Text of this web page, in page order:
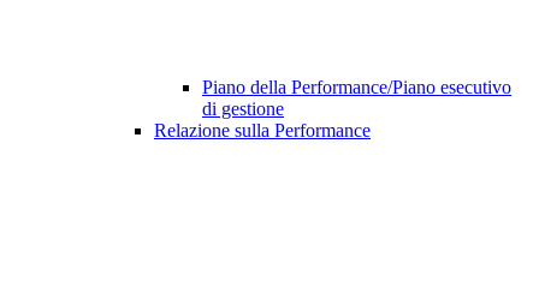
Piano della Performance/Piano esecutivo
di gestione
Relazione sulla Performance